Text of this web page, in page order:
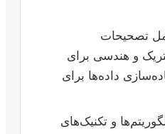
تصحیحات
و هندسی برای
داده‌ها برای
و تکنیک‌های